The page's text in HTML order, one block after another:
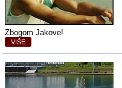
Zbogom Jakove!
VIŠE